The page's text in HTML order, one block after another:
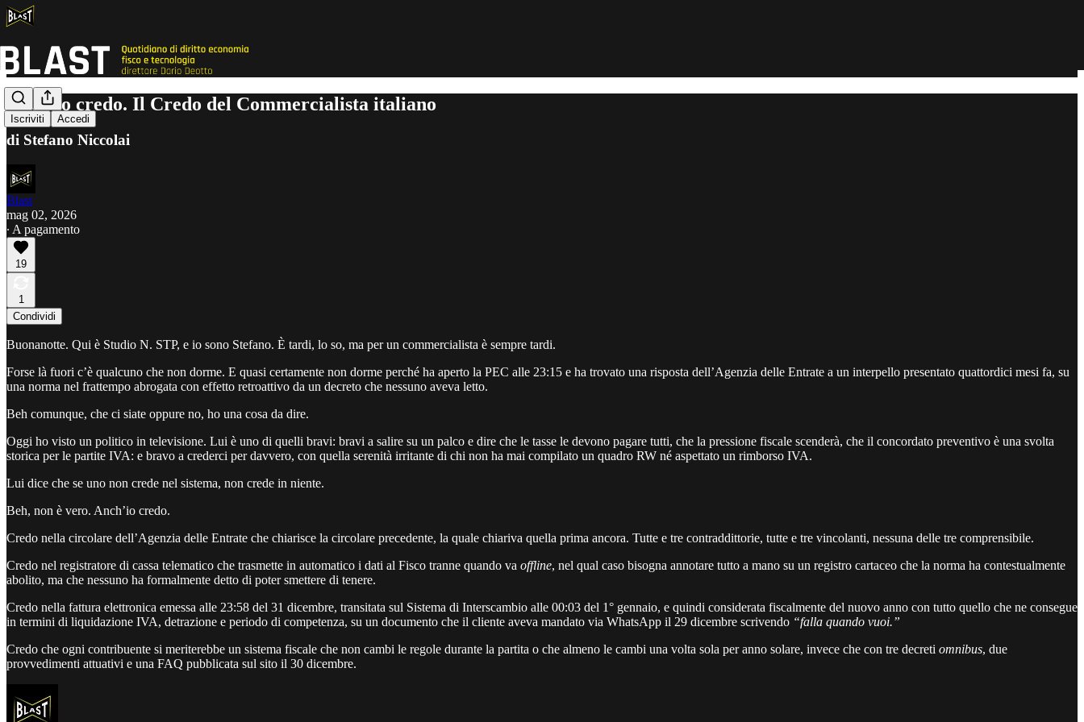
Iscriviti Accedi
Anch'io credo. Il Credo del Commercialista italiano
di Stefano Niccolai
Blast
mag 02, 2026
∙ A pagamento
19
1
Condividi
Buonanotte. Qui è Studio N. STP, e io sono Stefano. È tardi, lo so, ma per un commercialista è sempre tardi.
Forse là fuori c’è qualcuno che non dorme. E quasi certamente non dorme perché ha aperto la PEC alle 23:15 e ha trovato una risposta dell’Agenzia delle Entrate a un interpello presentato quattordici mesi fa, su
una norma nel frattempo abrogata con effetto retroattivo da un decreto che nessuno aveva letto.
Beh comunque, che ci siate oppure no, ho una cosa da dire.
Oggi ho visto un politico in televisione. Lui è uno di quelli bravi: bravi a salire su un palco e dire che le tasse le devono pagare tutti, che la pressione fiscale scenderà, che il concordato preventivo è una svolta
storica per le partite IVA: e bravo a crederci per davvero, con quella serenità irritante di chi non ha mai compilato un quadro RW né aspettato un rimborso IVA.
Lui dice che se uno non crede nel sistema, non crede in niente.
Beh, non è vero. Anch’io credo.
Credo nella circolare dell’Agenzia delle Entrate che chiarisce la circolare precedente, la quale chiariva quella prima ancora. Tutte e tre contraddittorie, tutte e tre vincolanti, nessuna delle tre comprensibile.
Credo nel registratore di cassa telematico che trasmette in automatico i dati al Fisco tranne quando va offline, nel qual caso bisogna annotare tutto a mano su un registro cartaceo che la norma ha contestualmente
abolito, ma che nessuno ha formalmente detto di poter smettere di tenere.
Credo nella fattura elettronica emessa alle 23:58 del 31 dicembre, transitata sul Sistema di Interscambio alle 00:03 del 1° gennaio, e quindi considerata fiscalmente del nuovo anno con tutto quello che ne consegue
in termini di liquidazione IVA, detrazione e periodo di competenza, su un documento che il cliente aveva mandato via WhatsApp il 29 dicembre scrivendo “falla quando vuoi.”
Credo che ogni contribuente si meriterebbe un sistema fiscale che non cambi le regole durante la partita o che almeno le cambi una volta sola per anno solare, invece che con tre decreti omnibus, due
provvedimenti attuativi e una FAQ pubblicata sul sito il 30 dicembre.